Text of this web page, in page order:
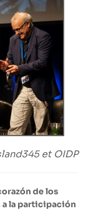
et OIDP
de los
a la participación